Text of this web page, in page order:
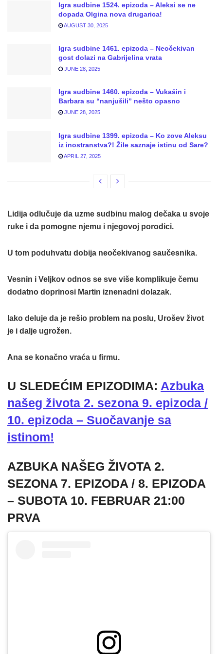
Igra sudbine 1524. epizoda – Aleksi se ne
dopada Olgina nova drugarica!
AUGUST 30, 2025
Igra sudbine 1461. epizoda – Neočekivan
gost dolazi na Gabrijelina vrata
JUNE 28, 2025
Igra sudbine 1460. epizoda – Vukašin i
Barbara su “nanjušili” nešto opasno
JUNE 28, 2025
Igra sudbine 1399. epizoda – Ko zove Aleksu
iz inostranstva?! Žile saznaje istinu od Sare?
APRIL 27, 2025
Lidija odlučuje da uzme sudbinu malog dečaka u svoje
ruke i da pomogne njemu i njegovoj porodici.
U tom poduhvatu dobija neočekivanog saučesnika.
Vesnin i Veljkov odnos se sve više komplikuje čemu
dodatno doprinosi Martin iznenadni dolazak.
Iako deluje da je rešio problem na poslu, Urošev život
je i dalje ugrožen.
Ana se konačno vraća u firmu.
U SLEDEĆIM EPIZODIMA: Azbuka
našeg života 2. sezona 9. epizoda /
10. epizoda – Suočavanje sa
istinom!
AZBUKA NAŠEG ŽIVOTA 2.
SEZONA 7. EPIZODA / 8. EPIZODA
– SUBOTA 10. FEBRUAR 21:00
PRVA